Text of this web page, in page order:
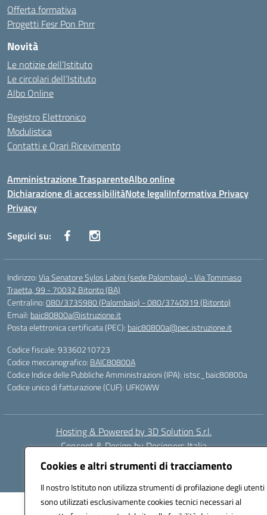
Cookies e altri strumenti di tracciamento
Il nostro Istituto non utilizza strumenti di profilazione degli
sono utilizzati esclusivamente cookies tecnici necessari al
Offerta formativa
Progetti Fesr Pon Pnrr
Novità
Le notizie dell’Istituto
Le circolari dell’Istituto
Albo Online
Registro Elettronico
Modulistica
Contatti e Orari Ricevimento
Amministrazione TrasparenteAlbo online
Dichiarazione di accessibilitàNote legaliInformativa Privacy
Privacy
Seguici su:
Indirizzo:Via Senatore Sylos Labini (sede Palombaio) - Via Tommaso
Traetta, 99 - 70032 Bitonto (BA)
Centralino:080/3735980 (Palombaio) - 080/3740919 (Bitonto)
Email: baic80800a@istruzione.it
Posta elettronica certificata (PEC): baic80800a@pec.istruzione.it
Codice fiscale: 93360210723
Codice meccanografico: BAIC80800A
Codice Indice delle Pubbliche Amministrazioni (IPA): istsc_baic80800a
Codice unico di fatturazione (CUF): UFK0WW
Hosting & Powered by 3D Solution S.r.l.
Concept & Design by Designers Italia